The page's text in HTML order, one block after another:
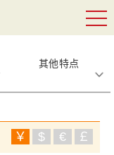
其他特点
￥ $ € ￡